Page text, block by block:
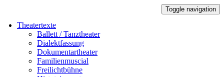
Toggle navigation
Theatertexte
Ballett / Tanztheater
Dialektfassung
Dokumentartheater
Familienmuscial
Freilichtbühne